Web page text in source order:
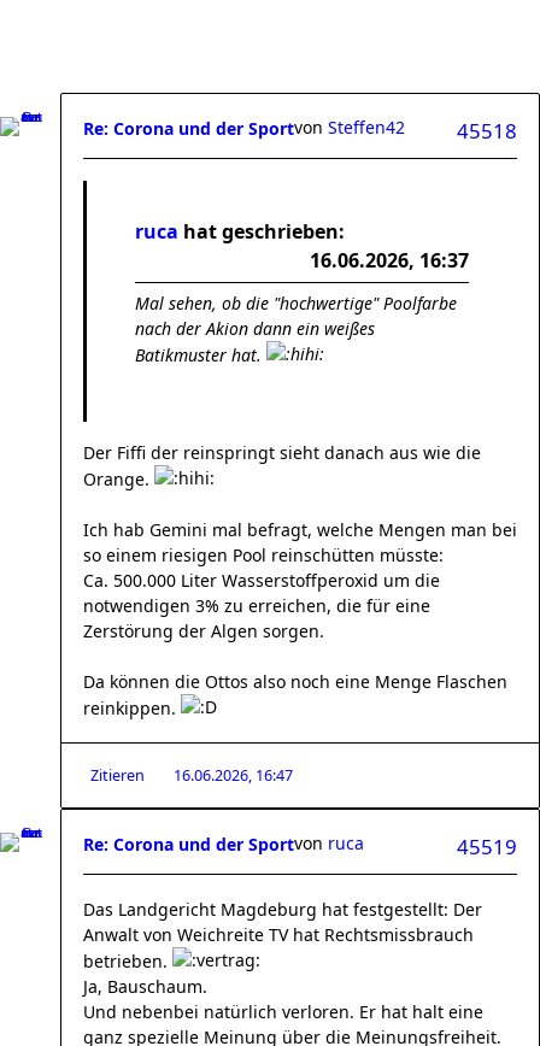
Re: Corona und der Sport 45518
von Steffen42
ruca hat geschrieben:
16.06.2026, 16:37
Mal sehen, ob die "hochwertige" Poolfarbe
nach der Akion dann ein weißes
Batikmuster hat.
Der Fiffi der reinspringt sieht danach aus wie die
Orange.
Ich hab Gemini mal befragt, welche Mengen man bei
so einem riesigen Pool reinschütten müsste:
Ca. 500.000 Liter Wasserstoffperoxid um die
notwendigen 3% zu erreichen, die für eine
Zerstörung der Algen sorgen.
Da können die Ottos also noch eine Menge Flaschen
reinkippen.
Zitieren 16.06.2026, 16:47
Re: Corona und der Sport 45519
von ruca
Das Landgericht Magdeburg hat festgestellt: Der
Anwalt von Weichreite TV hat Rechtsmissbrauch
betrieben.
Ja, Bauschaum.
Und nebenbei natürlich verloren. Er hat halt eine
ganz spezielle Meinung über die Meinungsfreiheit.